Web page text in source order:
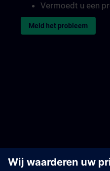
Vermoedt u een
Meld het probleem